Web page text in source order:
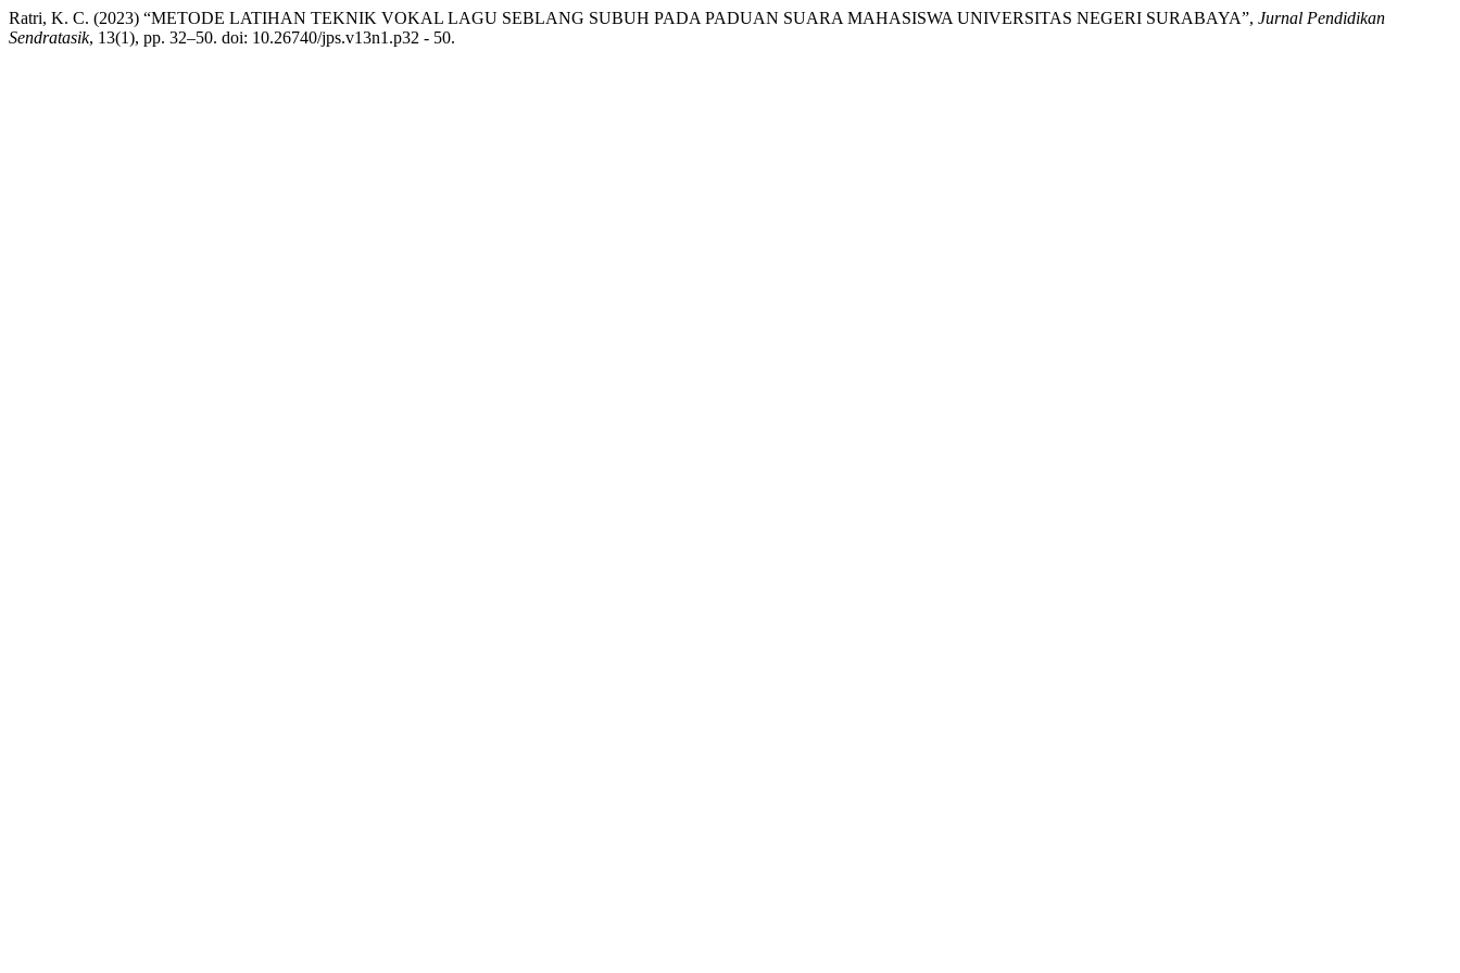
Ratri, K. C. (2023) “METODE LATIHAN TEKNIK VOKAL LAGU SEBLANG SUBUH PADA PADUAN SUARA MAHASISWA UNIVERSITAS NEGERI SURABAYA”, Jurnal Pendidikan
Sendratasik, 13(1), pp. 32–50. doi: 10.26740/jps.v13n1.p32 - 50.